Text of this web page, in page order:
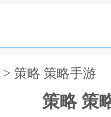
> 策略 策略手游
策略 策